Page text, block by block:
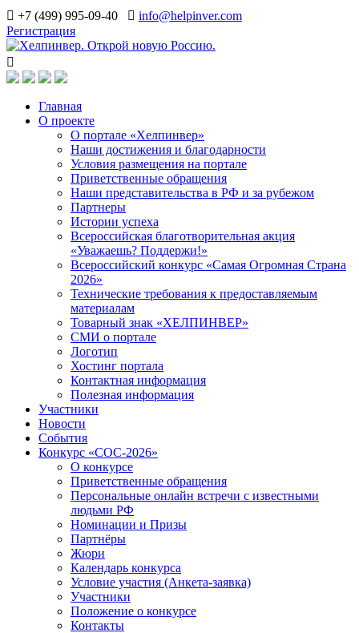
+7 (499) 995-09-40
info@helpinver.com
Регистрация
Главная
О проекте
О портале «Хелпинвер»
Наши достижения и благодарности
Условия размещения на портале
Приветственные обращения
Наши представительства в РФ и за рубежом
Партнеры
Истории успеха
Всероссийская благотворительная акция
«Уважаешь? Поддержи!»
Всероссийский конкурс «Самая Огромная Страна
2026»
Технические требования к предоставляемым
материалам
Товарный знак «ХЕЛПИНВЕР»
СМИ о портале
Логотип
Хостинг портала
Контактная информация
Полезная информация
Участники
Новости
События
Конкурс «СОС-2026»
О конкурсе
Приветственные обращения
Персональные онлайн встречи с известными
людьми РФ
Номинации и Призы
Партнёры
Жюри
Календарь конкурса
Условие участия (Анкета-заявка)
Участники
Положение о конкурсе
Контакты